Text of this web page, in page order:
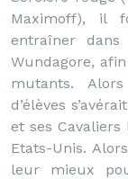
Maximoff), il
entraîner
Wundagore,
mutants.
d’élèves
et ses
Etats-Unis.
leur mieux